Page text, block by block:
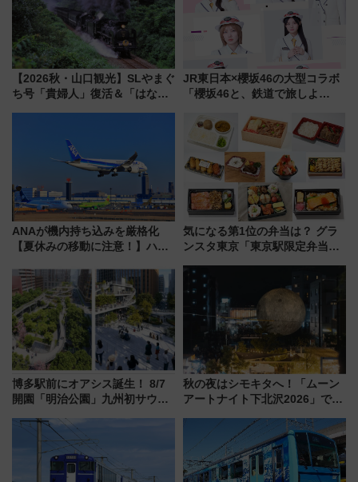
【2026秋・山口観光】SLやまぐ
ち号「貴婦人」復活＆「はなあ
JR東日本×櫻坂46の大型コラボ
「櫻坂46と、鉄道で旅しよ
潟・長野・庄内へ
ANAが機内持ち込みを厳格化
【夏休みの移動に注意！】ハン
「身の回り品」新サイズ制限
(40×30×20cm)おさらい
気になる第1位の弁当は？ グラ
ンスタ東京「東京駅限定弁当
博多駅前にオアシス誕生！ 8/7
開園「明治公園」九州初サウナ
品グルメ登場で駅前の過ごし方
はどう変わる？
秋の夜はシモキタへ！「ムーン
アートナイト下北沢2026」でイ
を満喫しよう